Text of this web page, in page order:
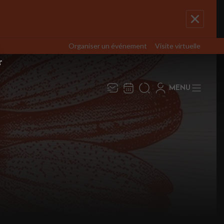
Organiser un événement Visite virtuelle
MENU